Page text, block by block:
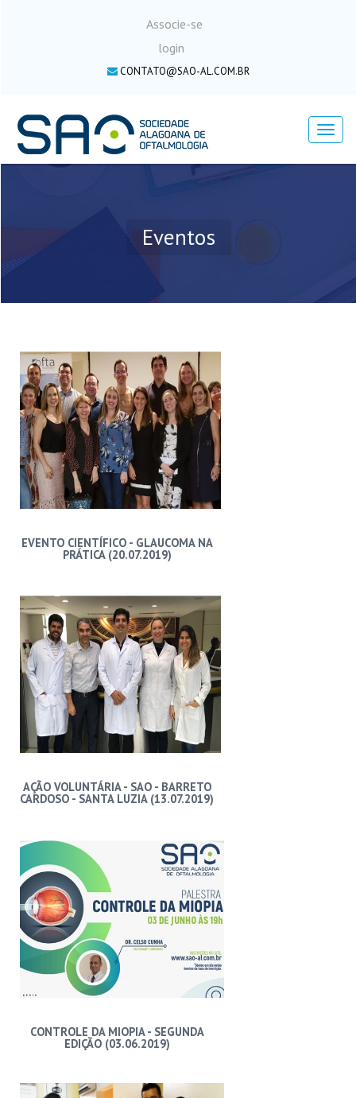
Associe-se
login
CONTATO@SAO-AL.COM.BR
Menu
Eventos
EVENTO CIENTÍFICO - GLAUCOMA NA
PRÁTICA (20.07.2019)
AÇÃO VOLUNTÁRIA - SAO - BARRETO
CARDOSO - SANTA LUZIA (13.07.2019)
CONTROLE DA MIOPIA - SEGUNDA
EDIÇÃO (03.06.2019)